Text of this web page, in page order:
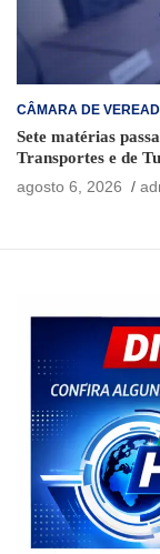
CÂMARA DE
Sete matérias
Transportes e de
agosto 6, 2026